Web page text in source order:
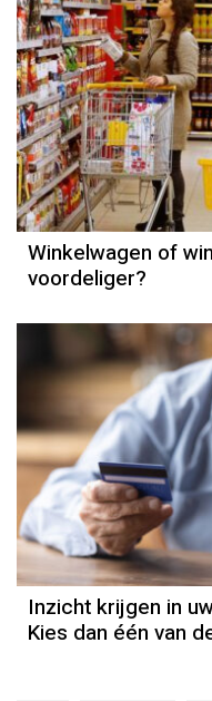
Winkelwagen of
voordeliger?
Inzicht krijgen in
Kies dan één van